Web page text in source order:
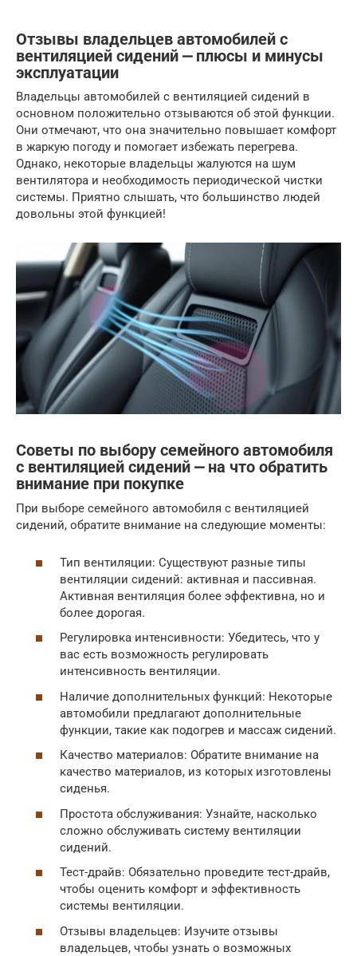
Отзывы владельцев автомобилей с
вентиляцией сидений ⎼ плюсы и минусы
эксплуатации
Владельцы автомобилей с вентиляцией сидений в
основном положительно отзываются об этой функции.
Они отмечают, что она значительно повышает комфорт
в жаркую погоду и помогает избежать перегрева.
Однако, некоторые владельцы жалуются на шум
вентилятора и необходимость периодической чистки
системы. Приятно слышать, что большинство людей
довольны этой функцией!
Советы по выбору семейного автомобиля
с вентиляцией сидений ⎼ на что обратить
внимание при покупке
При выборе семейного автомобиля с вентиляцией
сидений, обратите внимание на следующие моменты:
Тип вентиляции: Существуют разные типы
вентиляции сидений: активная и пассивная.
Активная вентиляция более эффективна, но и
более дорогая.
Регулировка интенсивности: Убедитесь, что у
вас есть возможность регулировать
интенсивность вентиляции.
Наличие дополнительных функций: Некоторые
автомобили предлагают дополнительные
функции, такие как подогрев и массаж сидений.
Качество материалов: Обратите внимание на
качество материалов, из которых изготовлены
сиденья.
Простота обслуживания: Узнайте, насколько
сложно обслуживать систему вентиляции
сидений.
Тест-драйв: Обязательно проведите тест-драйв,
чтобы оценить комфорт и эффективность
системы вентиляции.
Отзывы владельцев: Изучите отзывы
владельцев, чтобы узнать о возможных